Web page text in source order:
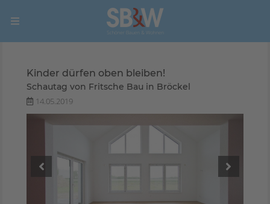
Kinder dürfen oben bleiben!
Schautag von Fritsche Bau in Bröckel
14.05.2019